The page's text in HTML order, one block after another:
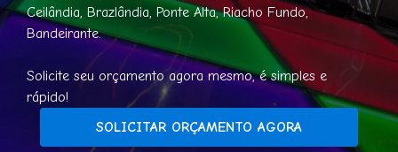
Ceilândia, Brazlândia, Ponte Alta, Riacho Fundo,
Bandeirante.
Solicite seu orçamento agora mesmo, é simples e
rápido!
SOLICITAR ORÇAMENTO AGORA